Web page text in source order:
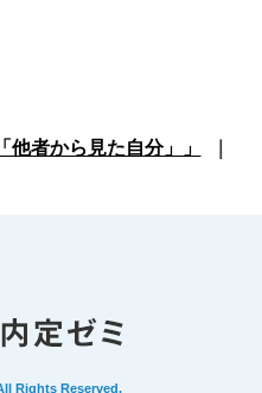
者から見た自分」」
Rights Reserved.